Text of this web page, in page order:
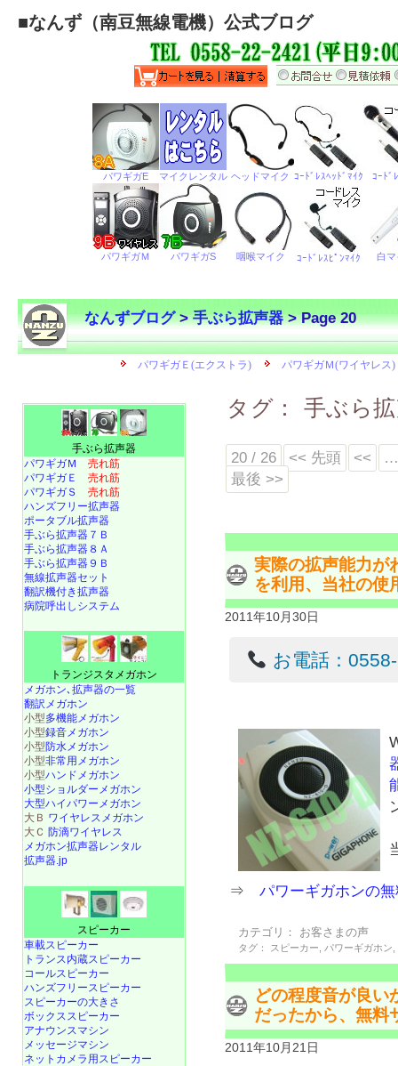
■なんず（南豆無線電機）公式ブログ
なんずブログ>手ぶら拡声器> Page 20
タグ： 手ぶら
20 / 26 << 先頭 <<
最後 >>
実際の拡声能力が
を利用、当社の使
2011年10月30日
お電話：
⇒パワーギガホンの
カテゴリ： お客さまの声
タグ： スピーカー パワーギガホン
どの程度音が良い
だったから、無料
2011年10月21日
手ぶら拡声器
パワギガＭ 売れ筋
パワギガＥ 売れ筋
パワギガＳ 売れ筋
ハンズフリー拡声器
ポータブル拡声器
手ぶら拡声器７Ｂ
手ぶら拡声器８Ａ
手ぶら拡声器９Ｂ
無線拡声器セット
翻訳機付き拡声器
病院呼出しシステム
トランジスタメガホン
メガホン､拡声器の一覧
翻訳メガホン
小型多機能メガホン
小型録音メガホン
小型防水メガホン
小型非常用メガホン
小型ハンドメガホン
小型ショルダーメガホン
大型ハイパワーメガホン
大Ｂ ワイヤレスメガホン
大Ｃ 防滴ワイヤレス
メガホン拡声器レンタル
拡声器.jp
スピーカー
車載スピーカー
トランス内蔵スピーカー
コールスピーカー
ハンズフリースピーカー
スピーカーの大きさ
ボックススピーカー
アナウンスマシン
メッセージマシン
ネットカメラ用スピーカー